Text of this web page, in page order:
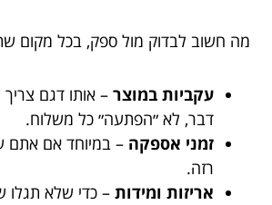
מה חשוב לבדוק מול ספק, בכל מקום
עקביות במוצר – אותו דגם
דבר, לא ״הפתעה״ כל משלוח.
זמני אספקה – במיוחד אם אתם
רזה.
אריזות ומידות – כדי שלא תגלו